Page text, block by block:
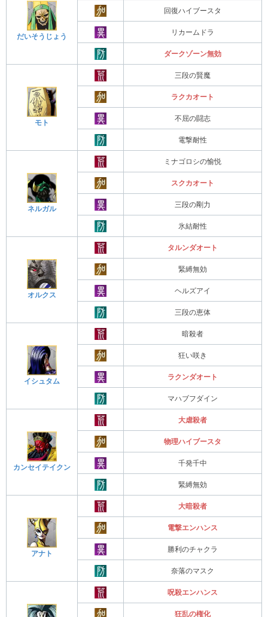
だいそうじょう
回復ハイブースタ
リカームドラ
ダークゾーン無効
モト
三段の賢魔
ラクカオート
不屈の闘志
電撃耐性
ネルガル
ミナゴロシの愉悦
スクカオート
三段の剛力
氷結耐性
オルクス
タルンダオート
緊縛無効
ヘルズアイ
三段の恵体
イシュタム
暗殺者
狂い咲き
ラクンダオート
マハブフダイン
カンセイテイクン
大虐殺者
物理ハイブースタ
千発千中
緊縛無効
アナト
大暗殺者
電撃エンハンス
勝利のチャクラ
奈落のマスク
呪殺エンハンス
狂乱の権化